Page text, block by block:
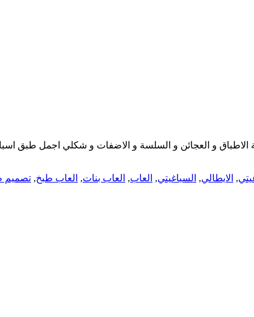
و العجائن و السلسة و الاضفات و شكلي اجمل طبق
, الايطالي, السباغيتي, العاب, العاب بنات, العاب طبخ, تصميم